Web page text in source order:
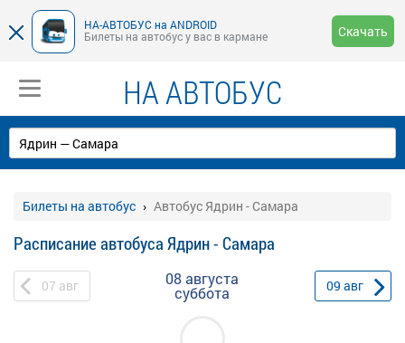
НА-АВТОБУС на ANDROID
Билеты на автобус у вас в кармане
Скачать
НА АВТОБУС
Билеты на автобус Автобус Ядрин - Самара
Расписание автобуса Ядрин - Самара
07 авг 08 августа
суббота 09 авг